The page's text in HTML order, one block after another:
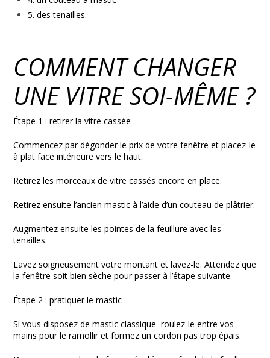
5. des tenailles.
COMMENT CHANGER
UNE VITRE SOI-MÊME ?
Étape 1 : retirer la vitre cassée
Commencez par dégonder le prix de votre fenêtre et placez-le
à plat face intérieure vers le haut.
Retirez les morceaux de vitre cassés encore en place.
Retirez ensuite l’ancien mastic à l’aide d’un couteau de plâtrier.
Augmentez ensuite les pointes de la feuillure avec les
tenailles.
Lavez soigneusement votre montant et lavez-le. Attendez que
la fenêtre soit bien sèche pour passer à l’étape suivante.
Étape 2 : pratiquer le mastic
Si vous disposez de mastic classique roulez-le entre vos
mains pour le ramollir et formez un cordon pas trop épais.